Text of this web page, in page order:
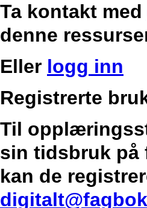
Ta kontakt med
denne
Eller logg inn
Registrerte
Til
sin tidsbruk på
kan de